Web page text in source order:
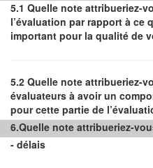
5.1 Quelle note attribueriez-
l’évaluation par rapport à ce
important pour la qualité de
5.2 Quelle note attribueriez-
évaluateurs à avoir un
pour cette partie de
6.Quelle note attribueriez-
- délais